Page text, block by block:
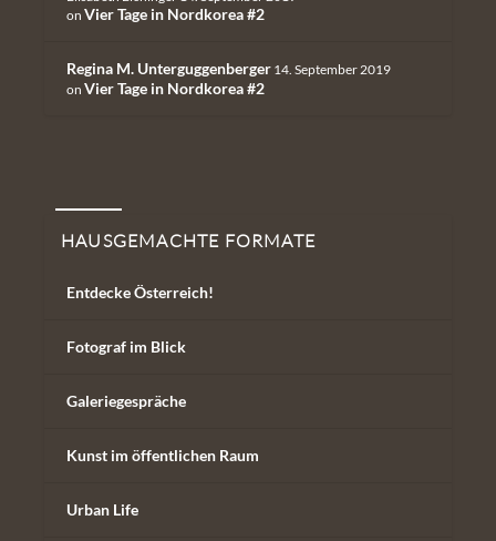
on Vier Tage in Nordkorea #2
Regina M. Unterguggenberger 14. September 2019
on Vier Tage in Nordkorea #2
Hausgemachte Formate
HAUSGEMACHTE FORMATE
Entdecke Österreich!
Fotograf im Blick
Galeriegespräche
Kunst im öffentlichen Raum
Urban Life